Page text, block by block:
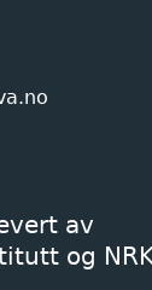
av
og